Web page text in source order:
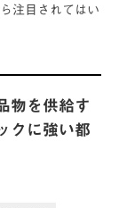
注目されてはい
物を供給す
クに強い都